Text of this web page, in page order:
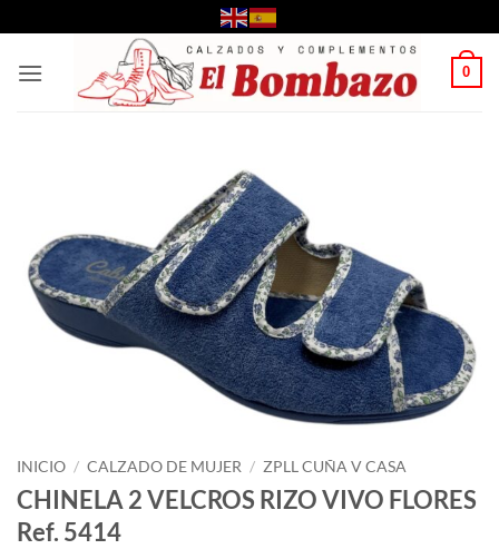
al
contenido
0
INICIO / CALZADO DE MUJER / ZPLL CUÑA V CASA
CHINELA 2 VELCROS RIZO VIVO FLORES
Ref. 5414